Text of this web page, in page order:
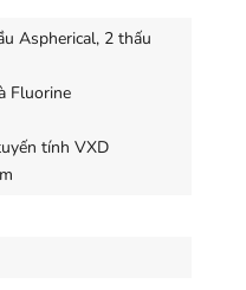
Aspherical, 2 thấu
Fluorine
tính VXD